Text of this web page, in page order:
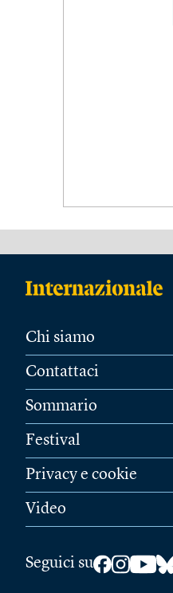
Chi siamo
Contattaci
Sommario
Festival
Privacy e cookie
Video
Seguici su